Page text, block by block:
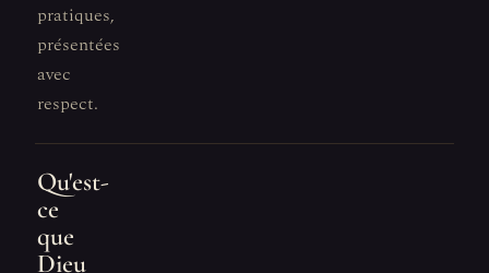
pratiques,
présentées
avec
respect.
Qu'est-
ce
que
Dieu